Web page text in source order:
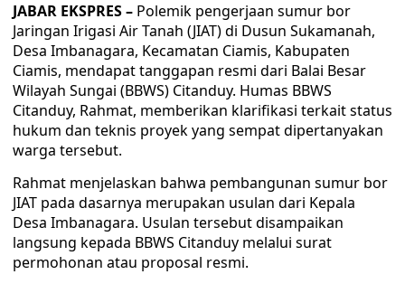
JABAR EKSPRES – Polemik pengerjaan sumur bor
Jaringan Irigasi Air Tanah (JIAT) di Dusun Sukamanah,
Desa Imbanagara, Kecamatan Ciamis, Kabupaten
Ciamis, mendapat tanggapan resmi dari Balai Besar
Wilayah Sungai (BBWS) Citanduy. Humas BBWS
Citanduy, Rahmat, memberikan klarifikasi terkait status
hukum dan teknis proyek yang sempat dipertanyakan
warga tersebut.
Rahmat menjelaskan bahwa pembangunan sumur bor
JIAT pada dasarnya merupakan usulan dari Kepala
Desa Imbanagara. Usulan tersebut disampaikan
langsung kepada BBWS Citanduy melalui surat
permohonan atau proposal resmi.